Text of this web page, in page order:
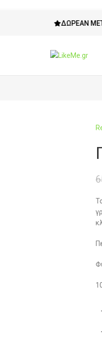
ΔΩΡΕΆΝ